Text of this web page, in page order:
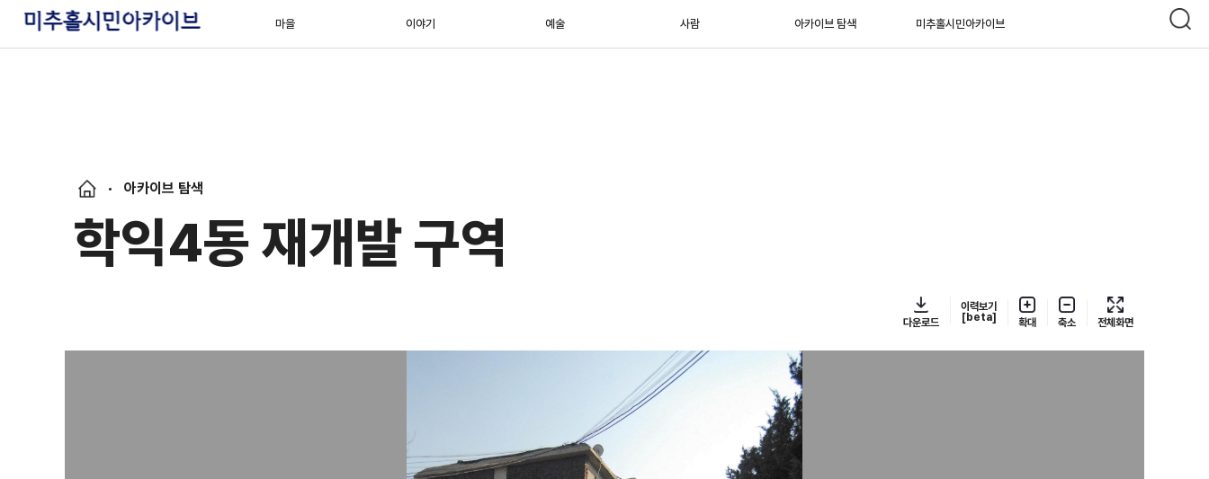
마을 이야기 예술 사람 아카이브 탐색 미추홀시민아카이브
아카이브 탐색
학익4동 재개발 구역
다운로드
이력보기
[beta]
확대 축소 전체화면